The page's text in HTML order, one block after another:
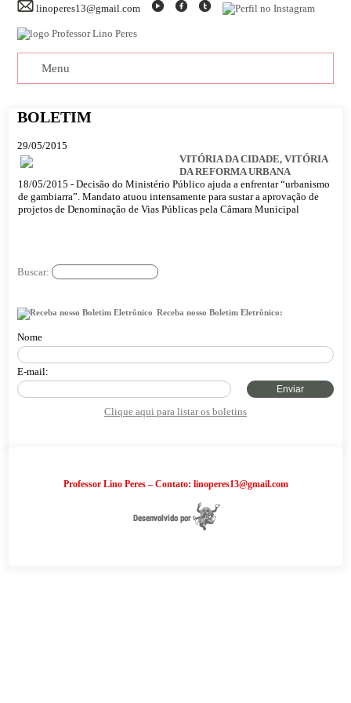
linoperes13@gmail.com
Menu
BOLETIM
29/05/2015
VITÓRIA DA CIDADE, VITÓRIA
DA REFORMA URBANA
18/05/2015 - Decisão do Ministério Público ajuda a enfrentar “urbanismo
de gambiarra”. Mandato atuou intensamente para sustar a aprovação de
projetos de Denominação de Vias Públicas pela Câmara Municipal
Buscar:
Receba nosso Boletim Eletrônico:
Nome
E-mail:
Enviar
Clique aqui para listar os boletins
Professor Lino Peres – Contato: linoperes13@gmail.com